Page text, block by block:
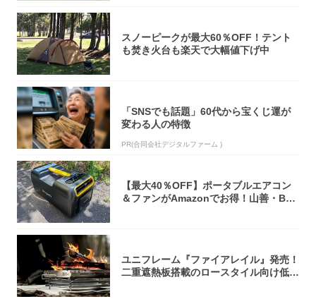
スノーピークが最大60％OFF！テント
も焚き火台も楽天で大幅値下げ中
「SNSでも話題」60代から宝くじ運が
変わる人の特徴
PR(合同会社デジタルファーム )
【最大40％OFF】ポータブルエアコン
＆ファンがAmazonでお得！山善・Bo
ユニフレーム『ファイアレイル』発売！
二重遮熱板搭載のロースタイル向け低型